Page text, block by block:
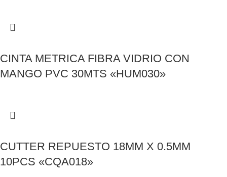
CINTA METRICA FIBRA VIDRIO CON
MANGO PVC 30MTS «HUM030»
CUTTER REPUESTO 18MM X 0.5MM
10PCS «CQA018»